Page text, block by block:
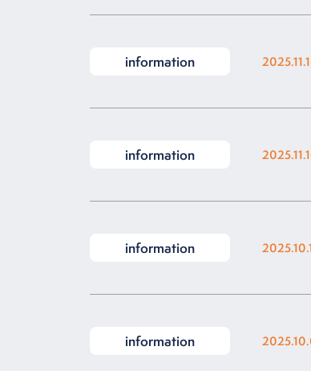
information
information
information
information